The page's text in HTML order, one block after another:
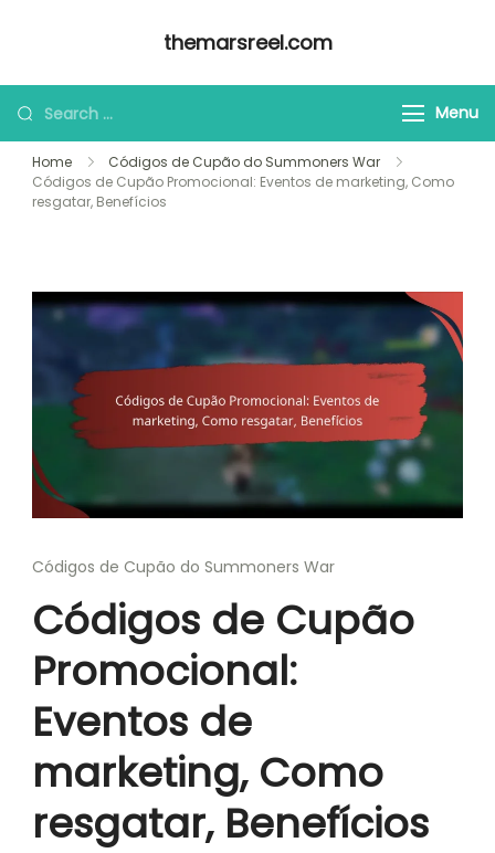
themarsreel.com
Looking
for
Something?
Menu
Home
Códigos de Cupão do Summoners War
Códigos de Cupão Promocional: Eventos de marketing, Como
resgatar, Benefícios
Códigos de Cupão do Summoners War
Códigos de Cupão
Promocional:
Eventos de
marketing, Como
resgatar, Benefícios